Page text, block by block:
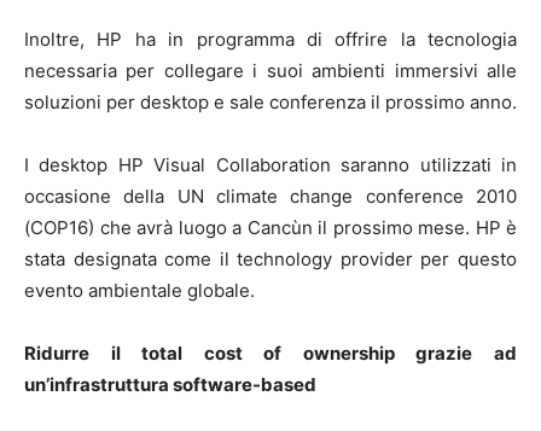
Inoltre, HP ha in programma di offrire la tecnologia
necessaria per collegare i suoi ambienti immersivi alle
soluzioni per desktop e sale conferenza il prossimo anno.
I desktop HP Visual Collaboration saranno utilizzati in
occasione della UN climate change conference 2010
(COP16) che avrà luogo a Cancùn il prossimo mese. HP è
stata designata come il technology provider per questo
evento ambientale globale.
Ridurre il total cost of ownership grazie ad
un’infrastruttura software-based